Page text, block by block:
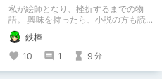
お話
私が絵師となり、挫折するまでの物
語。 興味を持ったら、小説の方も読
んで欲しいなって感じ 私の絵を使っ
てくれてる小説書きさんのページＵＲ
Ｌ
https://www.pixiv.net/users/341489
73/novels?p=1
鉄棒
10
1 9 分